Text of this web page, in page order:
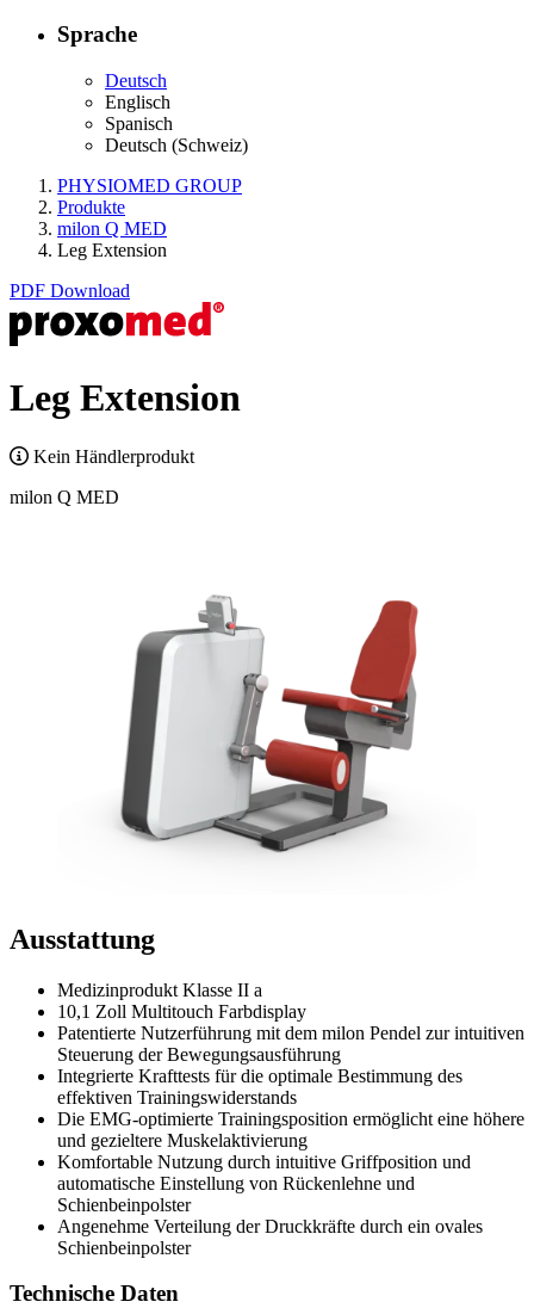
Sprache
Deutsch
Englisch
Spanisch
Deutsch (Schweiz)
PHYSIOMED GROUP
Produkte
milon Q MED
Leg Extension
PDF Download
Leg Extension
Kein Händlerprodukt
milon Q MED
Ausstattung
Medizinprodukt Klasse II a
10,1 Zoll Multitouch Farbdisplay
Patentierte Nutzerführung mit dem milon Pendel zur intuitiven
Steuerung der Bewegungsausführung
Integrierte Krafttests für die optimale Bestimmung des
effektiven Trainingswiderstands
Die EMG-optimierte Trainingsposition ermöglicht eine höhere
und gezieltere Muskelaktivierung
Komfortable Nutzung durch intuitive Griffposition und
automatische Einstellung von Rückenlehne und
Schienbeinpolster
Angenehme Verteilung der Druckkräfte durch ein ovales
Schienbeinpolster
Technische Daten